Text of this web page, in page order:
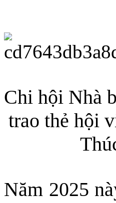
Chi hội Nhà
trao thẻ hội
Năm 2025